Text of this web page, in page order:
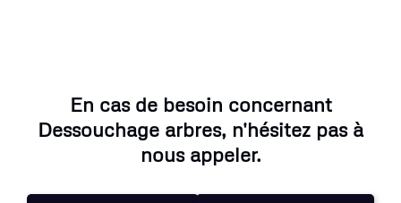
En cas de besoin concernant
Dessouchage arbres, n'hésitez pas à
nous appeler.